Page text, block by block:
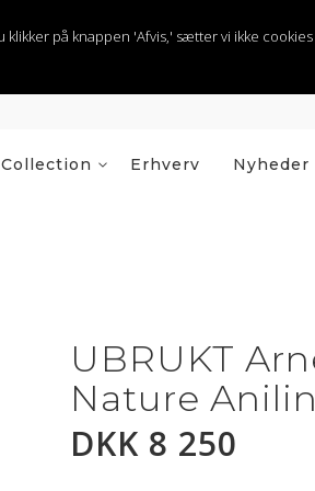
på knappen 'Afvis,' sætter vi ikke
Nyheder
Erhverv
UBRUKT
Nature Anilin
DKK 8 250